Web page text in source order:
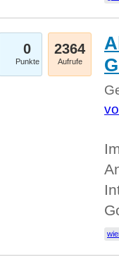
0
Punkte
2364
Aufrufe